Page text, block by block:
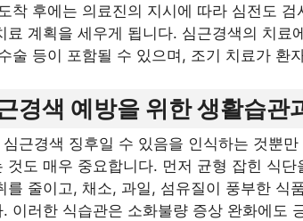
착 후에는 의료진의 지시에 따라 심전도
료 계획을 세우게 됩니다. 심근경색의 치료
술 등이 포함될 수 있으며, 조기 치료가 환
경색 예방을 위한 생활습관
근경색 징후일 수 있음을 인식하는 것뿐
것도 매우 중요합니다. 먼저 균형 잡힌 식
를 줄이고, 채소, 과일, 섬유질이 풍부한 식
이러한 식습관은 소화불량 증상 완화에도